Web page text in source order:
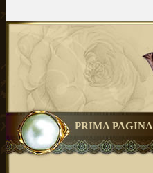
PRIMA PAGINA